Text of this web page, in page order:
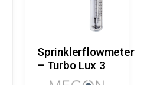
Læs Mere
Sprinklerflowmeter
– Turbo Lux 3